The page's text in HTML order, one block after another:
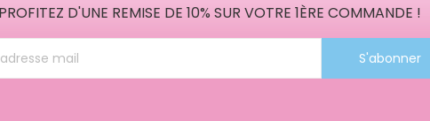
D'UNE REMISE DE 10% SUR VOTRE 1ÈRE COMMANDE !
S'abonner